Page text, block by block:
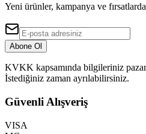
Yeni ürünler, kampanya ve
Abone Ol
KVKK kapsamında bilgileriniz
İstediğiniz zaman ayrılabilirsiniz.
Güvenli Alışveriş
VISA